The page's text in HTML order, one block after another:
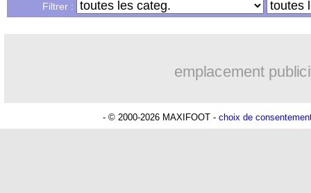
Filtrer :
emplacement
- © 2000-2026 MAXIFOOT - choix de